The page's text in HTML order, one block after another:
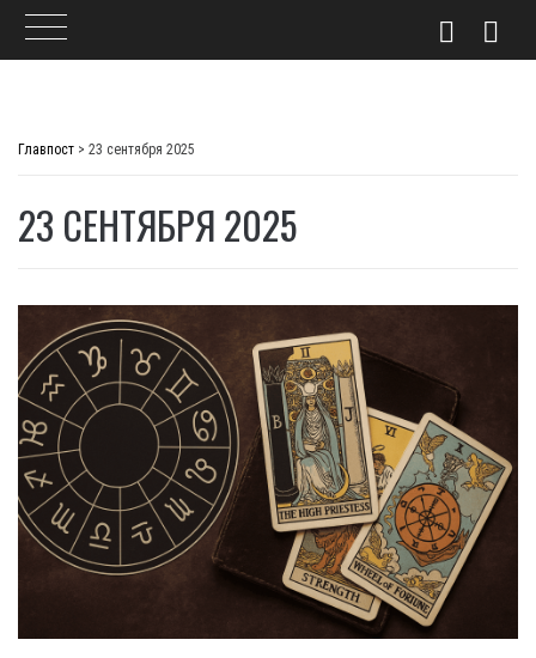
Главпост > 23 сентября 2025
23 СЕНТЯБРЯ 2025